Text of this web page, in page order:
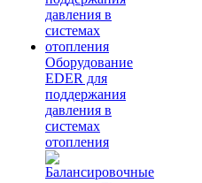
Оборудование
EDER для
поддержания
давления в
системах
отопления